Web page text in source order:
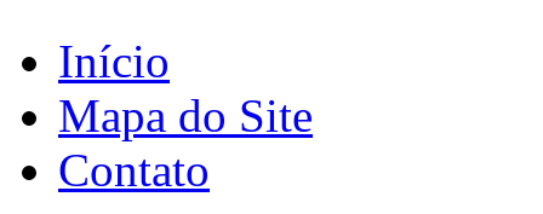
Início
Mapa do Site
Contato